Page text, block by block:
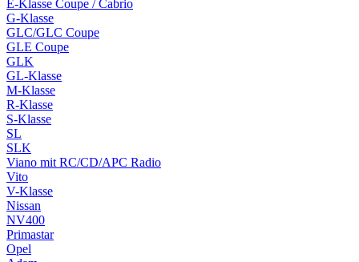
E-Klasse Coupe / Cabrio
G-Klasse
GLC/GLC Coupe
GLE Coupe
GLK
GL-Klasse
M-Klasse
R-Klasse
S-Klasse
SL
SLK
Viano mit RC/CD/APC Radio
Vito
V-Klasse
Nissan
NV400
Primastar
Opel